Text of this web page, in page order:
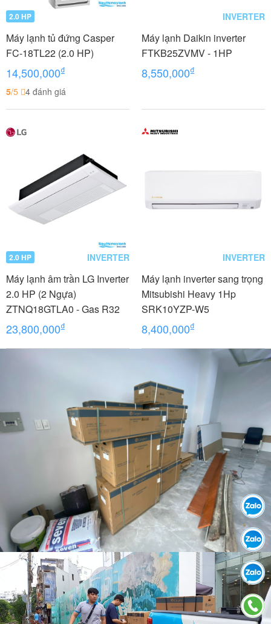
2.0 HP
Máy lạnh tủ đứng Casper
FC-18TL22 (2.0 HP)
14,500,000₫
5/5 4 đánh giá
INVERTER
Máy lạnh Daikin inverter
FTKB25ZVMV - 1HP
8,550,000₫
2.0 HP INVERTER
Máy lạnh âm trần LG Inverter
2.0 HP (2 Ngựa)
ZTNQ18GTLA0 - Gas R32
23,800,000₫
INVERTER
Máy lạnh inverter sang trọng
Mitsubishi Heavy 1Hp
SRK10YZP-W5
8,400,000₫